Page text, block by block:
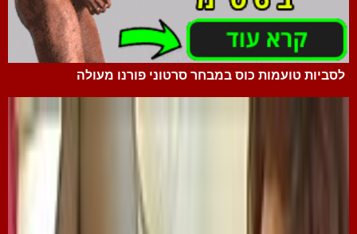
לסביות טועמות כוס במבחר סרטוני פורנו מעולה